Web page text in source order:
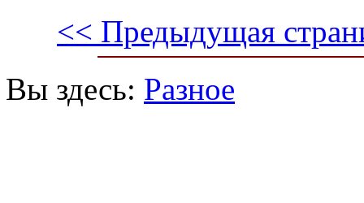
<< Предыдущая
Вы здесь: Разное